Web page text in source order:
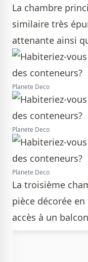
La chambre
similaire très
attenante ainsi
Planete Deco
Planete Deco
Planete Deco
La troisième
pièce décorée
accès à un